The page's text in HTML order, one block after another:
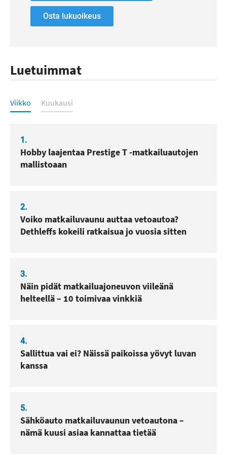
Osta lukuoikeus
Luetuimmat
Luetuimmat
Viikko Kuukausi
1.
Hobby laajentaa Prestige T -matkailuautojen
mallistoaan
2.
Voiko matkailuvaunu auttaa vetoautoa?
Dethleffs kokeili ratkaisua jo vuosia sitten
3.
Näin pidät matkailuajoneuvon viileänä
helteellä – 10 toimivaa vinkkiä
4.
Sallittua vai ei? Näissä paikoissa yövyt luvan
kanssa
5.
Sähköauto matkailuvaunun vetoautona –
nämä kuusi asiaa kannattaa tietää